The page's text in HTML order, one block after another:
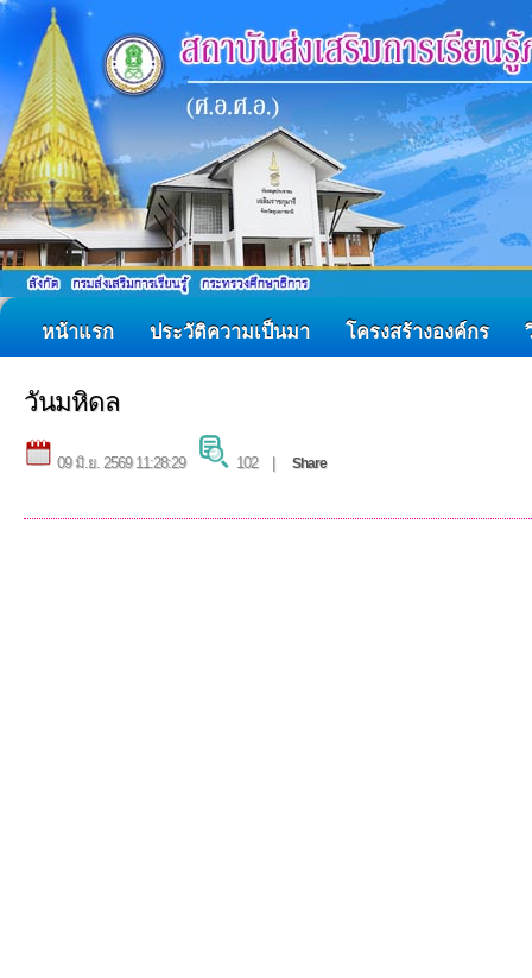
หน้าแรก ประวัติความเป็นมา โครงสร้างองค์กร
วันมหิดล
09 มิ.ย. 2569 11:28:29 102 | Share